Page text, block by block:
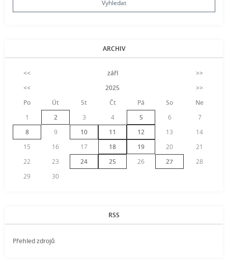
ARCHIV
<< září
>>
<<
2025
>>
Po
Út St Čt Pá So
Ne
1
2 3 4 5 6
7
8
9 10 11 12 13
14
15
16 17 18 19 20
21
22
23 24 25 26 27
28
29
30
RSS
Přehled zdrojů